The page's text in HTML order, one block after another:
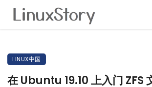
LINUX中国
在 Ubuntu 19.10 上入门 ZFS